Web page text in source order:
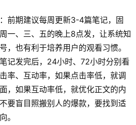
：前期建议每周更新3-4篇笔记，固
一、三、五的晚上8点发，让系统知
，也有利于培养用户的观看习惯。
记发完后，24小时、72小时分别看
率、互动率，如果点击率低，就调
，如果互动率低，就优化正文的内
要盲目照搬别人的爆款，要找到适
。